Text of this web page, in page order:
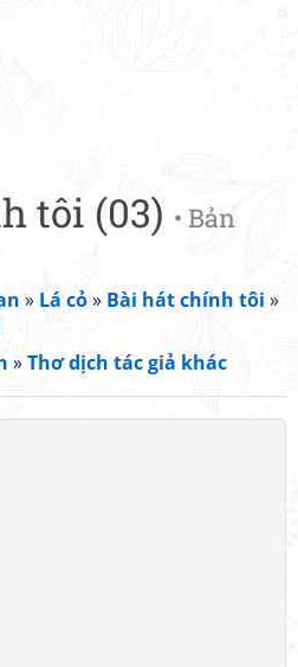
tôi (03) • Bản
» Lá cỏ» Bài hát chính tôi »
»Thơ dịch tác giả khác